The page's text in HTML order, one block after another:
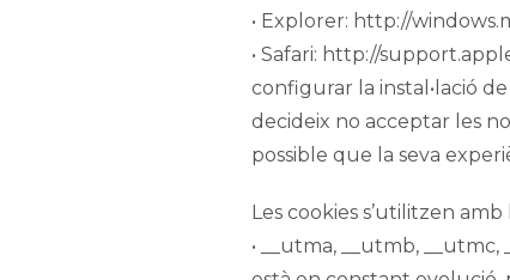
• Explorer: http://
• Safari: http://
configurar la instal•lació
decideix no acceptar les
possible que la seva
Les cookies s’utilitzen
• __utma, __utmb,